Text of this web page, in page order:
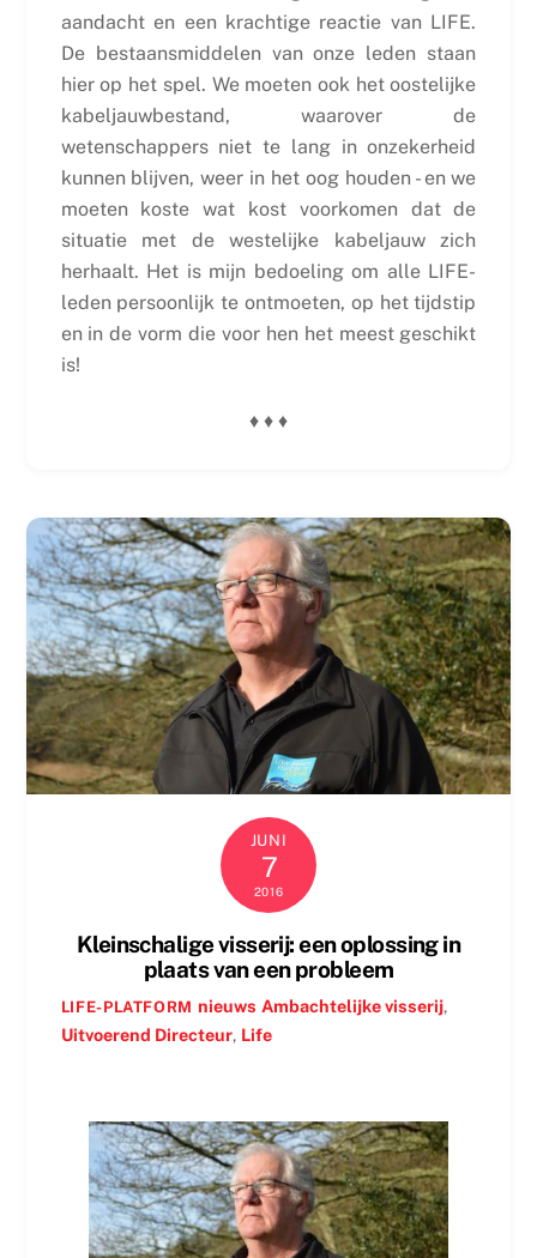
aandacht en een krachtige reactie van LIFE.
De bestaansmiddelen van onze leden staan
hier op het spel. We moeten ook het oostelijke
kabeljauwbestand, waarover de
wetenschappers niet te lang in onzekerheid
kunnen blijven, weer in het oog houden - en we
moeten koste wat kost voorkomen dat de
situatie met de westelijke kabeljauw zich
herhaalt. Het is mijn bedoeling om alle LIFE-
leden persoonlijk te ontmoeten, op het tijdstip
en in de vorm die voor hen het meest geschikt
is!
♦ ♦ ♦
JUNI
7
2016
Kleinschalige visserij: een oplossing in
plaats van een probleem
LIFE-PLATFORM nieuws Ambachtelijke visserij,
Uitvoerend Directeur, Life